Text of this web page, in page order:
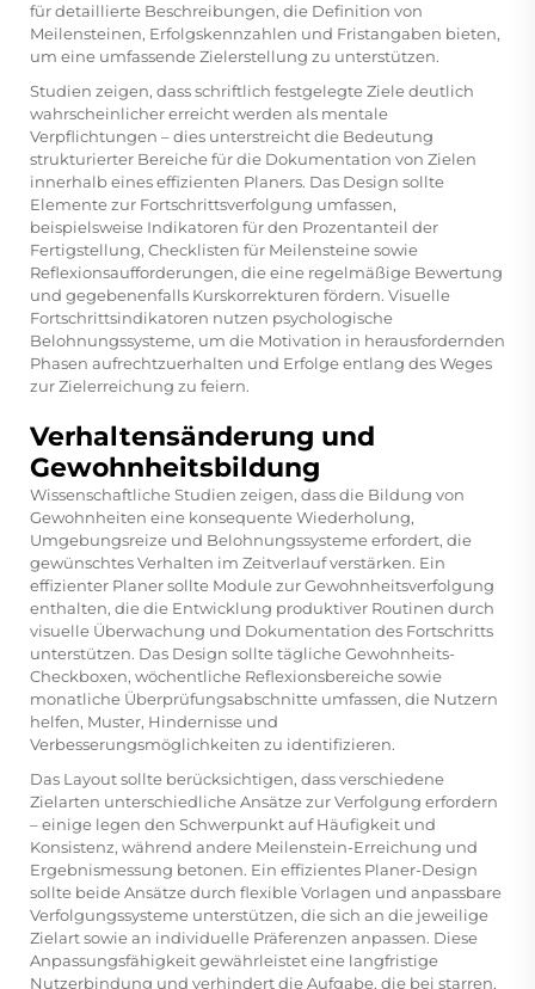
für detaillierte Beschreibungen, die Definition von
Meilensteinen, Erfolgskennzahlen und Fristangaben bieten,
um eine umfassende Zielerstellung zu unterstützen.
Studien zeigen, dass schriftlich festgelegte Ziele deutlich
wahrscheinlicher erreicht werden als mentale
Verpflichtungen – dies unterstreicht die Bedeutung
strukturierter Bereiche für die Dokumentation von Zielen
innerhalb eines effizienten Planers. Das Design sollte
Elemente zur Fortschrittsverfolgung umfassen,
beispielsweise Indikatoren für den Prozentanteil der
Fertigstellung, Checklisten für Meilensteine sowie
Reflexionsaufforderungen, die eine regelmäßige Bewertung
und gegebenenfalls Kurskorrekturen fördern. Visuelle
Fortschrittsindikatoren nutzen psychologische
Belohnungssysteme, um die Motivation in herausfordernden
Phasen aufrechtzuerhalten und Erfolge entlang des Weges
zur Zielerreichung zu feiern.
Verhaltensänderung und
Gewohnheitsbildung
Wissenschaftliche Studien zeigen, dass die Bildung von
Gewohnheiten eine konsequente Wiederholung,
Umgebungsreize und Belohnungssysteme erfordert, die
gewünschtes Verhalten im Zeitverlauf verstärken. Ein
effizienter Planer sollte Module zur Gewohnheitsverfolgung
enthalten, die die Entwicklung produktiver Routinen durch
visuelle Überwachung und Dokumentation des Fortschritts
unterstützen. Das Design sollte tägliche Gewohnheits-
Checkboxen, wöchentliche Reflexionsbereiche sowie
monatliche Überprüfungsabschnitte umfassen, die Nutzern
helfen, Muster, Hindernisse und
Verbesserungsmöglichkeiten zu identifizieren.
Das Layout sollte berücksichtigen, dass verschiedene
Zielarten unterschiedliche Ansätze zur Verfolgung erfordern
– einige legen den Schwerpunkt auf Häufigkeit und
Konsistenz, während andere Meilenstein-Erreichung und
Ergebnismessung betonen. Ein effizientes Planer-Design
sollte beide Ansätze durch flexible Vorlagen und anpassbare
Verfolgungssysteme unterstützen, die sich an die jeweilige
Zielart sowie an individuelle Präferenzen anpassen. Diese
Anpassungsfähigkeit gewährleistet eine langfristige
Nutzerbindung und verhindert die Aufgabe, die bei starren,